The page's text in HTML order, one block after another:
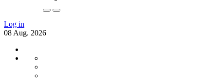
Log in
08 Aug. 2026